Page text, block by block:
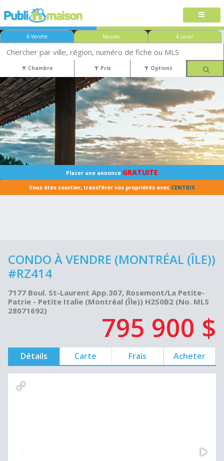
À Vendre Neuves À Louer
Chambre Prix Options
Placer une annonce GRATUITE
Vous êtes courtier, transférer vos propriétés avec CENTRIS
CONDO À VENDRE (MONTRÉAL (ÎLE))
#RZ414
7177 Boul. St-Laurent App.307, Rosemont/La Petite-
Patrie - Petite Italie (Montréal (Île)) H2S0B2 (No. MLS
28071692)
795 900 $
Détails Carte Frais Acheter